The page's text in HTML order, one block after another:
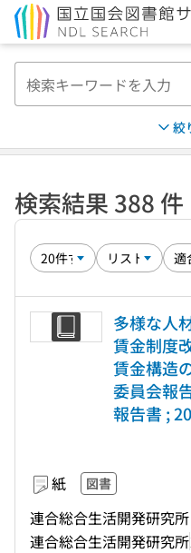
絞
検索結果 388 件
多様な人
賃金制度
賃金構造
委員会報
報告書 ;
紙 図書
連合総合生活開発研究
連合総合生活開発研究所